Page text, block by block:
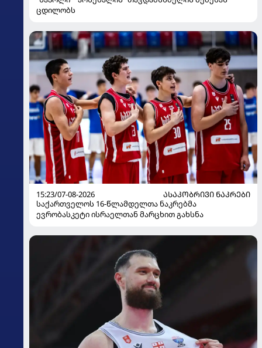
ცდილობს
15:23/07-08-2026
ᲐᲡᲐᲙᲝᲑᲠᲘᲕᲘ ᲜᲐᲙᲠᲔᲑᲘ
საქართველოს 16-წლამდელთა ნაკრებმა
ევრობასკეტი ისრაელთან მარცხით გახსნა